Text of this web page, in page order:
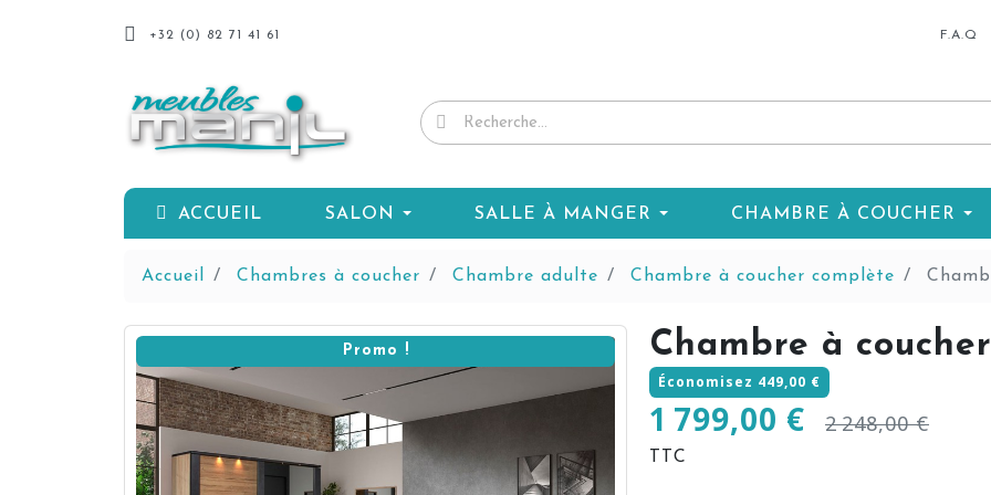
+32 (0) 82 71 41 61 F.A.Q
ACCUEIL SALON SALLE À MANGER CHAMBRE À COUCHER
Accueil Chambres à coucher Chambre adulte Chambre à coucher complète
Promo ! Chambre à
Économisez 449,00 €
1 799,00 € 2 248,00 €
TTC